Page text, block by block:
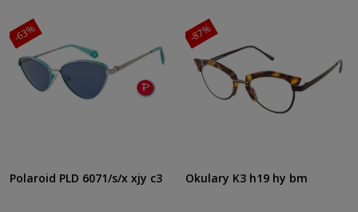
Polaroid PLD 6071/s/x xjy c3
-63%
Okulary K3 h19 hy bm
-87%